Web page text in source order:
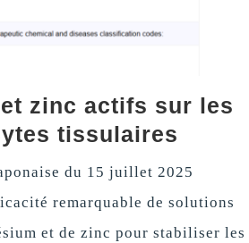
zinc actifs sur les
tissulaires
du 15 juillet 2025
remarquable de solutions
et de zinc pour stabiliser les